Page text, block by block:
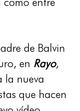
de Balvin
en Rayo,
la nueva
que hacen